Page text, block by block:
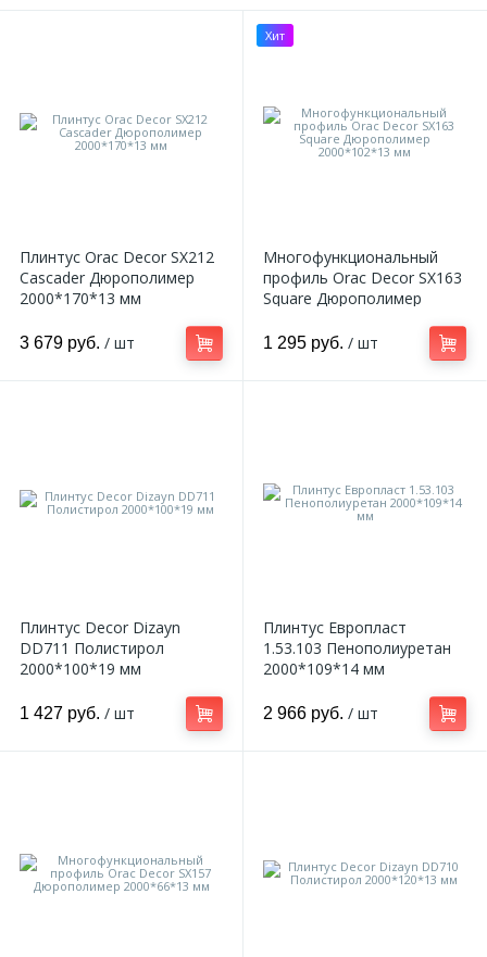
Плинтус Orac Decor SX212
Cascader Дюрополимер
2000*170*13 мм
3 679 руб. / шт
Хит
Многофункциональный
профиль Orac Decor SX163
Square Дюрополимер
1 295 руб. / шт
Плинтус Decor Dizayn
DD711 Полистирол
2000*100*19 мм
1 427 руб. / шт
Плинтус Европласт
1.53.103 Пенополиуретан
2000*109*14 мм
2 966 руб. / шт